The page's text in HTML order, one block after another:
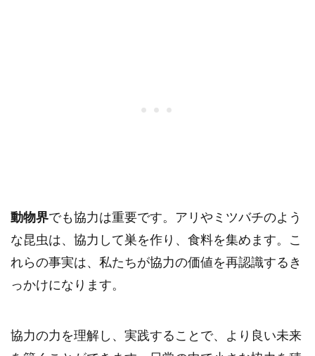
動物界でも協力は重要です。アリやミツバチのよう
な昆虫は、協力して巣を作り、食料を集めます。こ
れらの事実は、私たちが協力の価値を再認識するき
っかけになります。
協力の力を理解し、実践することで、より良い未来